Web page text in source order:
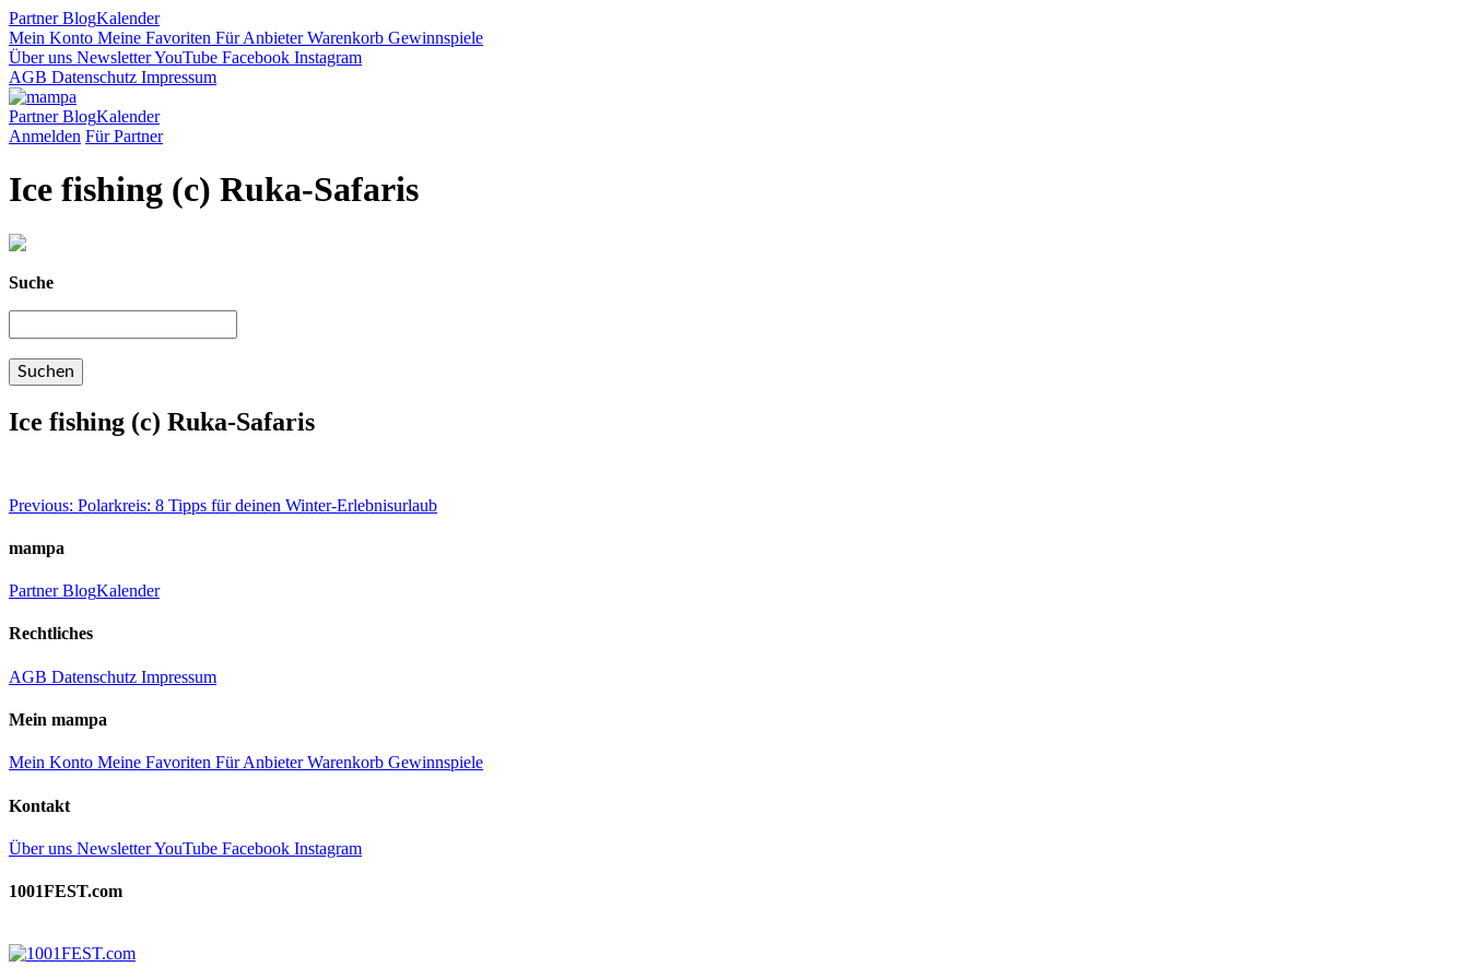
PartnerBlogKalender
Mein Konto Meine Favoriten Für AnbieterWarenkorb Gewinnspiele
Über uns NewsletterYouTube Facebook Instagram
AGB Datenschutz Impressum
PartnerBlogKalender
Anmelden Für Partner
Ice fishing (c) Ruka-Safaris
Suche
Ice fishing (c) Ruka-Safaris
Beitragsnavigation
Previous: Polarkreis: 8 Tipps für deinen Winter-Erlebnisurlaub
mampa
PartnerBlogKalender
Rechtliches
AGB Datenschutz Impressum
Mein mampa
Mein Konto Meine Favoriten Für AnbieterWarenkorb Gewinnspiele
Kontakt
Über uns NewsletterYouTube Facebook Instagram
1001FEST.com